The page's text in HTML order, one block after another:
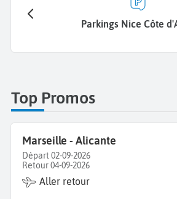
Parkings Nice Côte
Top Promos
Marseille - Alicante
Départ 02-09-2026
Retour 04-09-2026
Aller retour